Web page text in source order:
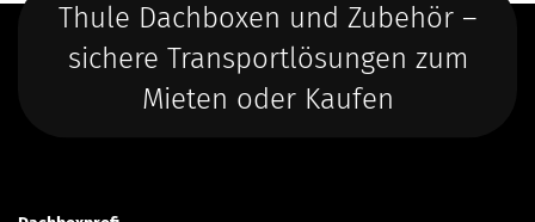
Thule Dachboxen und Zubehör –
sichere Transportlösungen zum
Mieten oder Kaufen